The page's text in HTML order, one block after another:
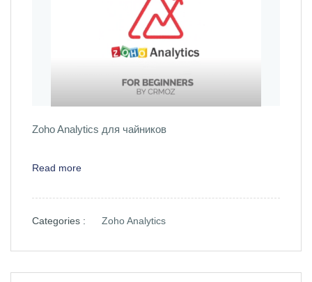
Zoho Analytics для чайников
Read more
Categories : Zoho Analytics